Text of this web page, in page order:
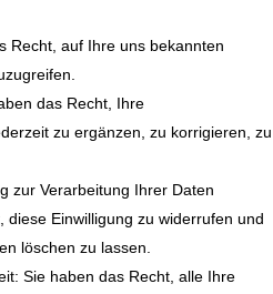
Recht, auf Ihre uns bekannten
das Recht, Ihre
zu ergänzen, zu korrigieren, zu
zur Verarbeitung Ihrer Daten
diese Einwilligung zu widerrufen und
löschen zu lassen.
Sie haben das Recht, alle Ihre